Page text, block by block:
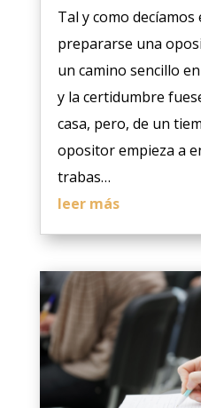
Tal y como
prepararse una
un camino sencillo
y la certidumbre
casa, pero, de un
opositor empieza a
trabas…
leer más